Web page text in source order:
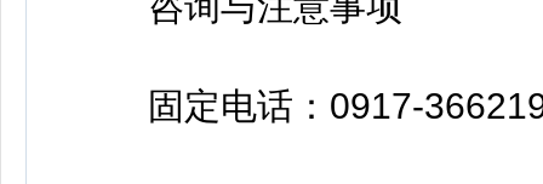
固定电话：0917-